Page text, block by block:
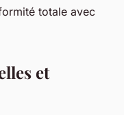
totale avec
et